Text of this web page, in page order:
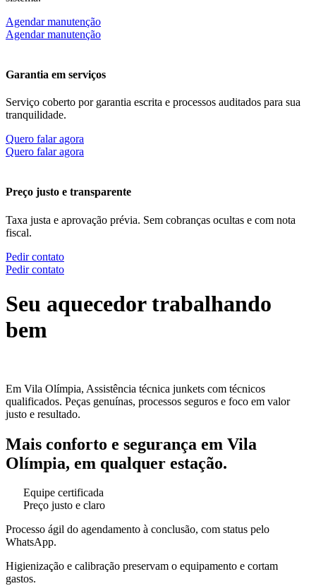
Agendar manutenção
Agendar manutenção
Garantia em serviços
Serviço coberto por garantia escrita e processos auditados para sua
tranquilidade.
Quero falar agora
Quero falar agora
Preço justo e transparente
Taxa justa e aprovação prévia. Sem cobranças ocultas e com nota
fiscal.
Pedir contato
Pedir contato
Seu aquecedor trabalhando
bem
Em Vila Olímpia, Assistência técnica junkets com técnicos
qualificados. Peças genuínas, processos seguros e foco em valor
justo e resultado.
Mais conforto e segurança em Vila
Olímpia, em qualquer estação.
Equipe certificada
Preço justo e claro
Processo ágil do agendamento à conclusão, com status pelo
WhatsApp.
Higienização e calibração preservam o equipamento e cortam
gastos.